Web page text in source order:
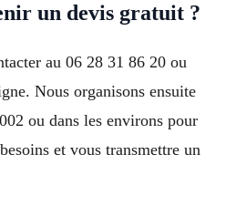
un devis gratuit ?
au 06 28 31 86 20 ou
Nous organisons ensuite
ou dans les environs pour
et vous transmettre un